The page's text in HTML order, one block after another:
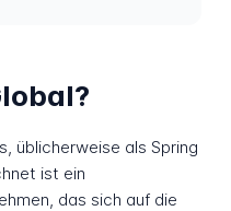
üblicherweise als Spring
ist ein
das sich auf die